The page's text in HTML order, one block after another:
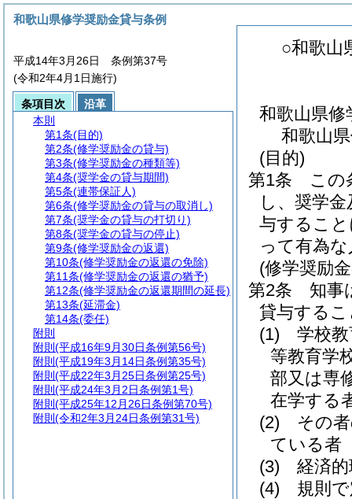
○和歌山
和歌山県
和歌山
(目的)
第1条
この
し、奨学
与するこ
って有為
(修学奨励
第2条
知事
貸与する
(1)
学校
等教育学
部又は専
在学する
(2)
その
ている者
(3)
経済
(4)
規則
和歌山県修学奨励金貸与条例
平成14年3月26日 条例第37号
(令和2年4月1日施行)
条項目次
沿革
本則
第1条(目的)
第2条(修学奨励金の貸与)
第3条(修学奨励金の種類等)
第4条(奨学金の貸与期間)
第5条(連帯保証人)
第6条(修学奨励金の貸与の取消し)
第7条(奨学金の貸与の打切り)
第8条(奨学金の貸与の停止)
第9条(修学奨励金の返還)
第10条(修学奨励金の返還の免除)
第11条(修学奨励金の返還の猶予)
第12条(修学奨励金の返還期間の延長)
第13条(延滞金)
第14条(委任)
附則
附則 (平成16年9月30日条例第56号)
附則 (平成19年3月14日条例第35号)
附則 (平成22年3月25日条例第25号)
附則 (平成24年3月2日条例第1号)
附則 (平成25年12月26日条例第70号)
附則 (令和2年3月24日条例第31号)